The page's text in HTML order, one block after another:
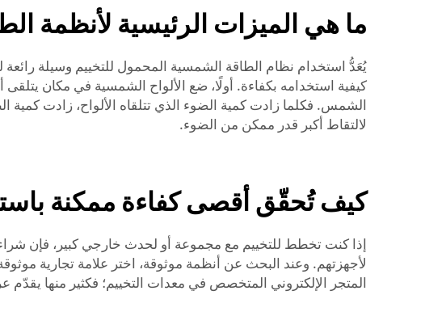
ما هي الميزات الرئيسية لأنظمة
يُعَدُّ استخدام نظام الطاقة الشمسية المحمول للتخييم وسيلة
كيفية استخدامه بكفاءة. أولًا، ضع الألواح الشمسية في مكان
الشمس. فكلما زادت كمية الضوء الذي تتلقاه الألواح، زادت كمية
لالتقاط أكبر قدر ممكن من الضوء.
كيف تُحقّق أقصى كفاءة ممكنة
إذا كنت تخطط للتخييم مع مجموعة أو لحدث خارجي كبير، فإن
المتجر الإلكتروني المتخصص في معدات التخييم؛ فكثير منها يقدّم